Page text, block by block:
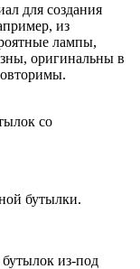
для создания
из
лампы,
оригинальны в
со
бутылки.
из-под